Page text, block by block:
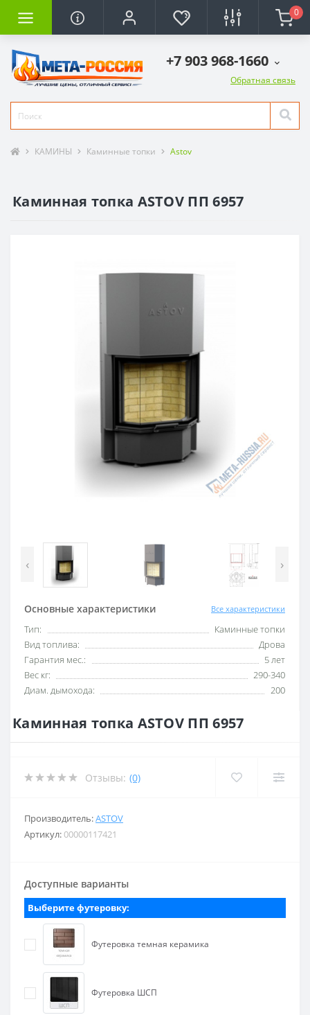
0
+7 903 968-1660
Обратная связь
КАМИНЫ Каминные топки Astov
Каминная топка ASTOV ПП 6957
‹ ›
Основные характеристики Все характеристики
Тип:
Каминные топки
Вид топлива:
Дрова
Гарантия мес.:
5 лет
Вес кг:
290-340
Диам. дымохода:
200
Каминная топка ASTOV ПП 6957
Отзывы: (0)
Производитель:ASTOV
Артикул:00000117421
Доступные варианты
Выберите футеровку:
Футеровка темная керамика
Футеровка ШСП